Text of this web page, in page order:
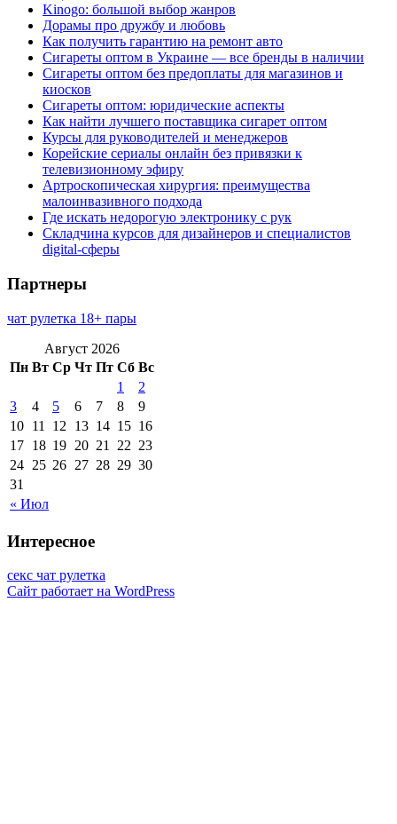
Kinogo: большой выбор жанров
Дорамы про дружбу и любовь
Как получить гарантию на ремонт авто
Сигареты оптом в Украине — все бренды в наличии
Сигареты оптом без предоплаты для магазинов и
киосков
Сигареты оптом: юридические аспекты
Как найти лучшего поставщика сигарет оптом
Курсы для руководителей и менеджеров
Корейские сериалы онлайн без привязки к
телевизионному эфиру
Артроскопическая хирургия: преимущества
малоинвазивного подхода
Где искать недорогую электронику с рук
Складчина курсов для дизайнеров и специалистов
digital-сферы
Партнеры
чат рулетка 18+ пары
Август 2026
Пн Вт Ср Чт Пт Сб Вс
« Июл
1
2
3
4 5 6 7 8
9
10 11 12 13 14 15 16
17 18 19 20 21 22 23
24 25 26 27 28 29 30
31
Интересное
секс чат рулетка
Сайт работает на WordPress